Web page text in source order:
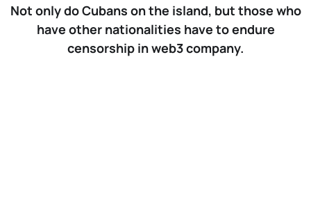
Not only do Cubans on the island, but those who
have other nationalities have to endure
censorship in web3 company.